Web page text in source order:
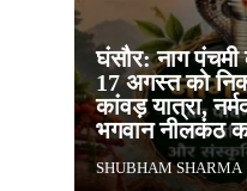
घंसौर: नाग
17 अगस्त को
कांवड़ यात्रा,
भगवान नीलकंठ
SHUBHAM SHARMA